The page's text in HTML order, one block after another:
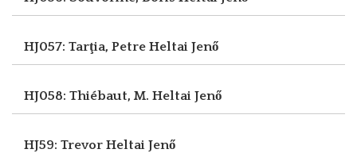
HJ057: Tarţia, Petre Heltai Jenő
HJ058: Thiébaut, M. Heltai Jenő
HJ59: Trevor Heltai Jenő